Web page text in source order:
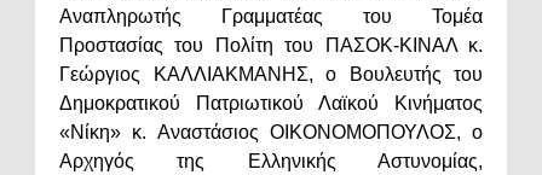
Αναπληρωτής Γραμματέας του Τομέα
Προστασίας του Πολίτη του ΠΑΣΟΚ-ΚΙΝΑΛ κ.
Γεώργιος ΚΑΛΛΙΑΚΜΑΝΗΣ, ο Βουλευτής του
Δημοκρατικού Πατριωτικού Λαϊκού Κινήματος
«Νίκη» κ. Αναστάσιος ΟΙΚΟΝΟΜΟΠΟΥΛΟΣ, ο
Αρχηγός της Ελληνικής Αστυνομίας,